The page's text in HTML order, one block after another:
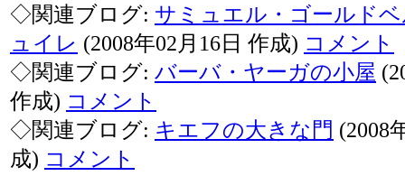
◇関連ブログ: サミュエル・ゴールド
ュイレ (2008年02月16日 作成) コメント
◇関連ブログ: バーバ・ヤーガの小屋
作成) コメント
◇関連ブログ: キエフの大きな門 (2008
成) コメント